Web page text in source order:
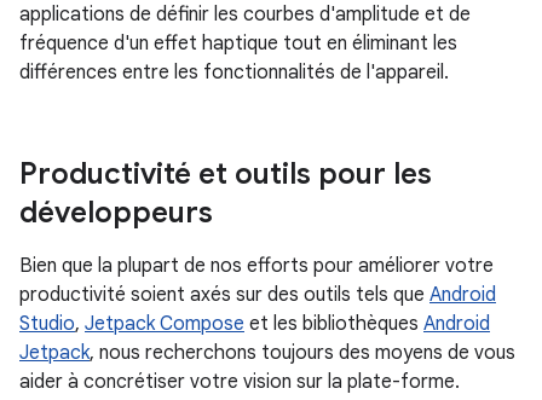
applications de définir les courbes d'amplitude et de
fréquence d'un effet haptique tout en éliminant les
différences entre les fonctionnalités de l'appareil.
Productivité et outils pour les
développeurs
Bien que la plupart de nos efforts pour améliorer votre
productivité soient axés sur des outils tels que Android
Studio, Jetpack Compose et les bibliothèques Android
Jetpack, nous recherchons toujours des moyens de vous
aider à concrétiser votre vision sur la plate-forme.